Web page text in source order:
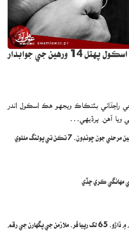
ڏاڏي ۽ ڏاڏيءَ کي مارڻ کانپوءِ اسڪول پهتل 14 ورهين جي جوابدار
راڄڌاني بئنڪاڪ ويجهو هڪ اسڪول اندر
چونڊون، 7 تڪن تي پولنگ ملتوي
مهانگي ڪري ڇڏي
ڪراچي ايڌي هوم ۾ ڌاڙو، 65 لک رپيا ڦر، ملازمن جي پگهارن جي رقم